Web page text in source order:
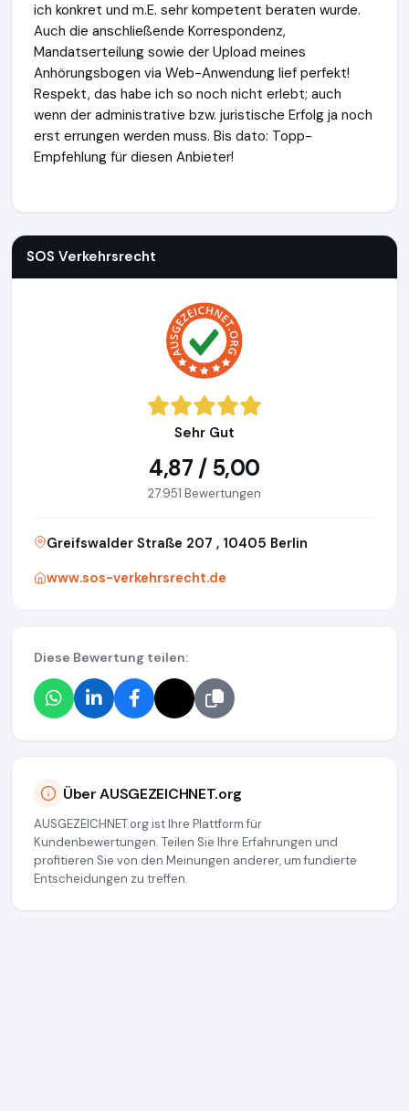
ich konkret und m.E. sehr kompetent beraten wurde.
Auch die anschließende Korrespondenz,
Mandatserteilung sowie der Upload meines
Anhörungsbogen via Web-Anwendung lief perfekt!
Respekt, das habe ich so noch nicht erlebt; auch
wenn der administrative bzw. juristische Erfolg ja noch
erst errungen werden muss. Bis dato: Topp-
Empfehlung für diesen Anbieter!
SOS Verkehrsrecht
Sehr Gut
4,87 / 5,00
27.951 Bewertungen
Greifswalder Straße 207 , 10405 Berlin
www.sos-verkehrsrecht.de
Diese Bewertung teilen:
Über AUSGEZEICHNET.org
AUSGEZEICHNET.org ist Ihre Plattform für
Kundenbewertungen. Teilen Sie Ihre Erfahrungen und
profitieren Sie von den Meinungen anderer, um fundierte
Entscheidungen zu treffen.